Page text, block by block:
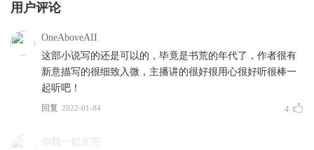
用户评论
OneAboveAII
这部小说写的还是可以的，毕竟是书荒的年代了，作者很有
新意描写的很细致入微，主播讲的很好很用心很好听很棒一
起听吧！
回复 2022-01-04 4
你我一起走完